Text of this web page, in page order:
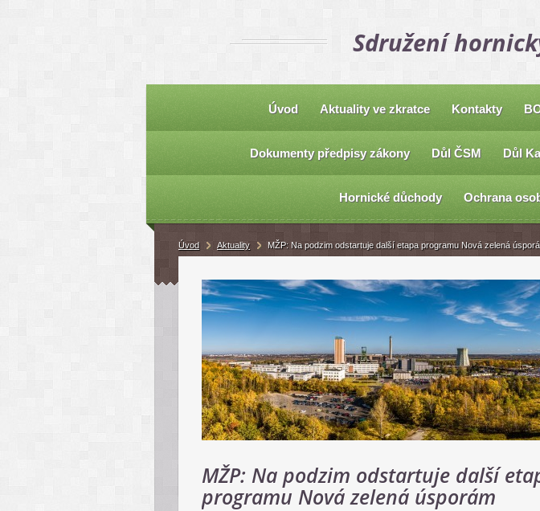
Sdružení
Úvod Aktuality ve zkratce Kontakty
Dokumenty předpisy zákony Důl ČSM Důl
Hornické důchody Ochrana
MŽP: Na podzim odstartuje další
programu Nová zelená úsporám
Úvod Aktuality MŽP: Na podzim odstartuje další etapa programu Nová zelená